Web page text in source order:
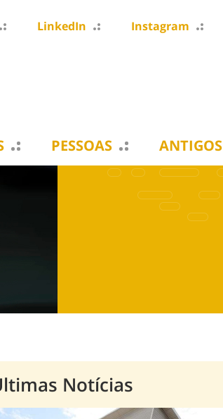
LinkedIn Instagram
PESSOAS
Notícias